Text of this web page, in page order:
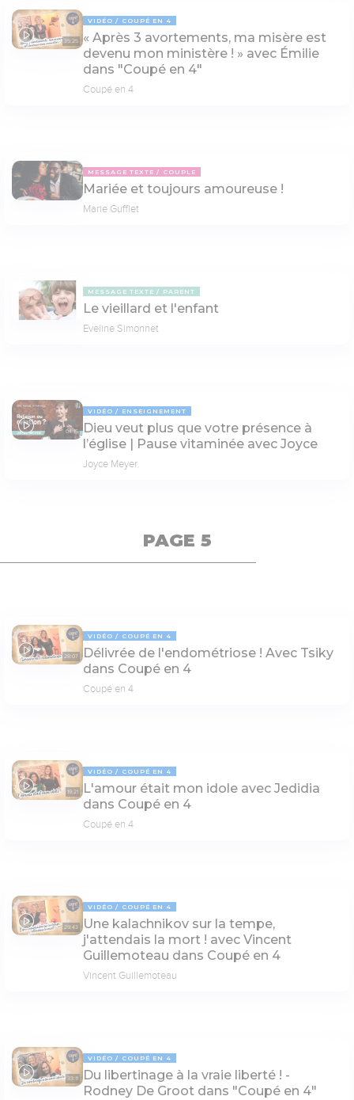
35:25
VIDÉO COUPÉ EN 4
« Après 3 avortements, ma misère est
devenu mon ministère ! » avec Émilie
dans "Coupé en 4"
Coupé en 4
MESSAGE TEXTE COUPLE
Mariée et toujours amoureuse !
Marie Gufflet
MESSAGE TEXTE PARENT
Le vieillard et l'enfant
Eveline Simonnet
04:15
VIDÉO ENSEIGNEMENT
Dieu veut plus que votre présence à
l’église | Pause vitaminée avec Joyce
Joyce Meyer
PAGE 5
28:07
VIDÉO COUPÉ EN 4
Délivrée de l'endométriose ! Avec Tsiky
dans Coupé en 4
Coupé en 4
19:21
VIDÉO COUPÉ EN 4
L'amour était mon idole avec Jedidia
dans Coupé en 4
Coupé en 4
29:43
VIDÉO COUPÉ EN 4
Une kalachnikov sur la tempe,
j'attendais la mort ! avec Vincent
Guillemoteau dans Coupé en 4
Vincent Guillemoteau
33:11
VIDÉO COUPÉ EN 4
Du libertinage à la vraie liberté ! -
Rodney De Groot dans "Coupé en 4"